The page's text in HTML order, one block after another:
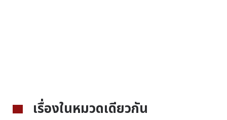
เรื่องในหมวดเดียวกัน